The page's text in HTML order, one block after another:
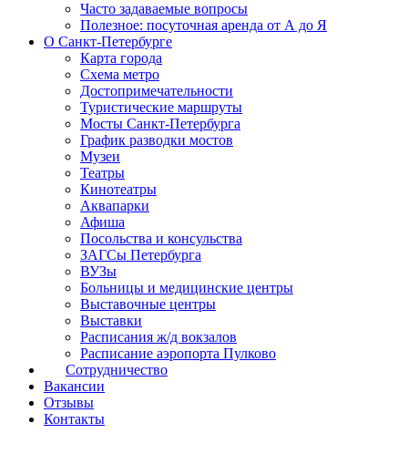
Часто задаваемые вопросы
Полезное: посуточная аренда от А до Я
О Санкт-Петербурге
Карта города
Схема метро
Достопримечательности
Туристические маршруты
Мосты Санкт-Петербурга
График разводки мостов
Музеи
Театры
Кинотеатры
Аквапарки
Афиша
Посольства и консульства
ЗАГСы Петербурга
ВУЗы
Больницы и медицинские центры
Выставочные центры
Выставки
Расписания ж/д вокзалов
Расписание аэропорта Пулково
Сотрудничество
Вакансии
Отзывы
Контакты